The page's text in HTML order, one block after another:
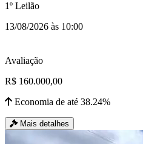
1º Leilão
13/08/2026 às 10:00
Avaliação
R$ 160.000,00
Economia de até 38.24%
Mais detalhes